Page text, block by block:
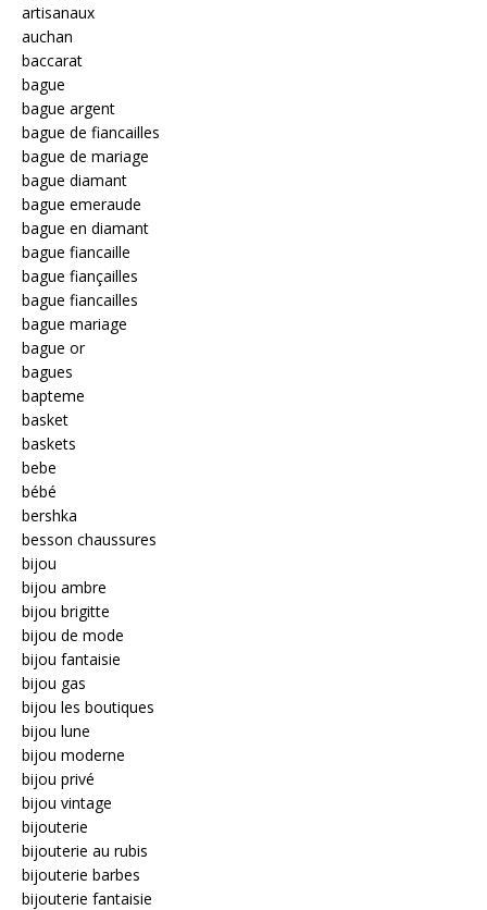
artisanaux
auchan
baccarat
bague
bague argent
bague de fiancailles
bague de mariage
bague diamant
bague emeraude
bague en diamant
bague fiancaille
bague fiançailles
bague fiancailles
bague mariage
bague or
bagues
bapteme
basket
baskets
bebe
bébé
bershka
besson chaussures
bijou
bijou ambre
bijou brigitte
bijou de mode
bijou fantaisie
bijou gas
bijou les boutiques
bijou lune
bijou moderne
bijou privé
bijou vintage
bijouterie
bijouterie au rubis
bijouterie barbes
bijouterie fantaisie